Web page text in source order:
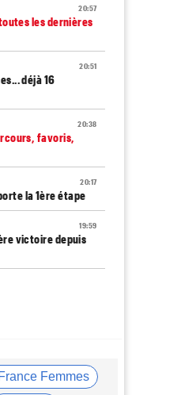
20:57
les dernières
20:51
déjà 16
20:38
favoris,
20:17
la 1ère étape
19:59
victoire depuis
complètement
18:58
Femmes